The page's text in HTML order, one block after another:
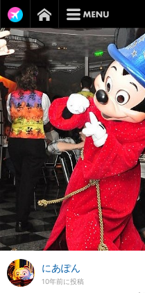
にあぽん
10年前に投稿